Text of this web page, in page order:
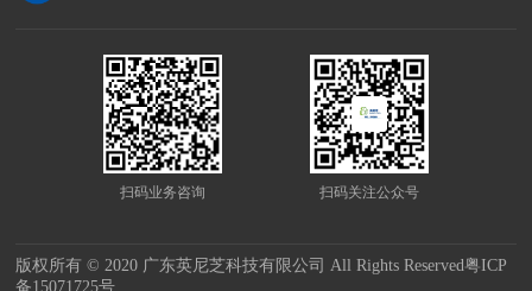
扫码业务咨询 扫码关注公众号
版权所有 © 2020 广东英尼芝科技有限公司 All Rights Reserved粤ICP
备15071725号